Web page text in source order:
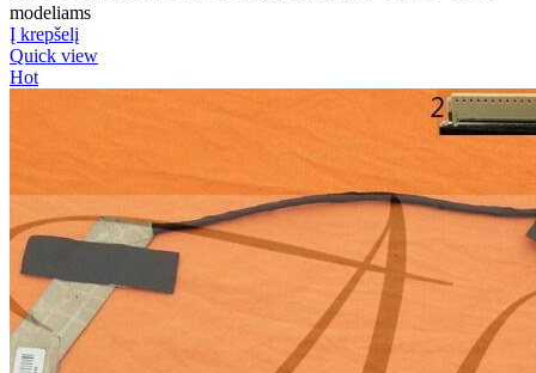
modeliams
Į krepšelį
Quick view
Hot